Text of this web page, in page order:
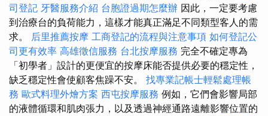
司登記 牙醫服務介紹 台胞證過期怎麼辦 因此，一定要考慮
到治療台的負荷能力，這樣才能真正滿足不同類型客人的需
求。 后里推薦按摩 工商登記的流程與注意事項 如何登記公
司更有效率 高雄徵信服務 台北按摩服務 完全不確定專為
「初學者」設計的更便宜的按摩床能否提供必要的穩定性，
缺乏穩定性會使顧客焦躁不安。 找專業記帳士輕鬆處理帳
務 歐式料理外燴方案 西屯按摩服務 例如，它們會影響局部
的液體循環和肌肉張力，以及透過神經通路遠離影響位置的